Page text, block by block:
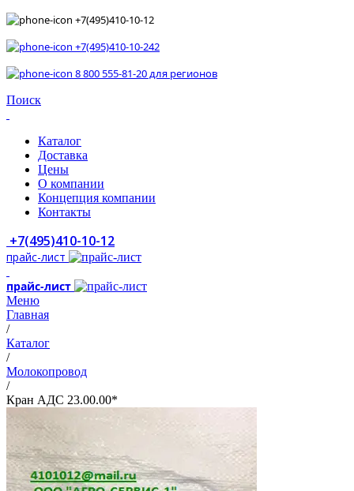
+7(495)410-10-12
+7(495)410-10-242
8 800 555-81-20 для регионов
Поиск
Каталог
Доставка
Цены
О компании
Концепция компании
Контакты
+7(495)410-10-12
прайс-лист
прайс-лист
Меню
Главная
/
Каталог
/
Молокопровод
/
Кран АДС 23.00.00*